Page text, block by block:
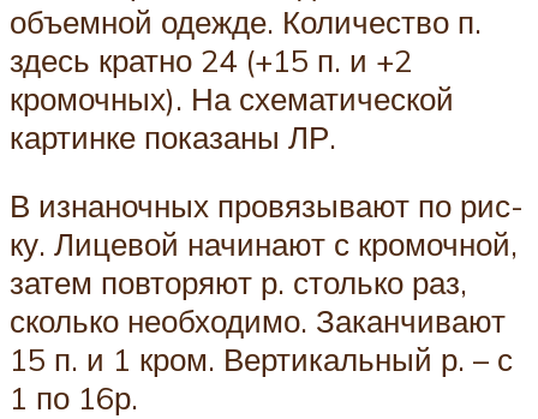
объемной одежде. Количество п.
здесь кратно 24 (+15 п. и +2
кромочных). На схематической
картинке показаны ЛР.
В изнаночных провязывают по рис-
ку. Лицевой начинают с кромочной,
затем повторяют р. столько раз,
сколько необходимо. Заканчивают
15 п. и 1 кром. Вертикальный р. – с
1 по 16р.